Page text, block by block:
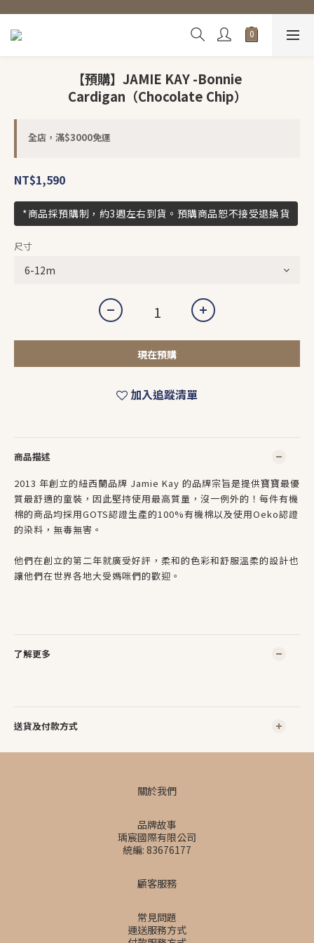
【預購】JAMIE KAY -Bonnie
Cardigan（Chocolate Chip）
全店，滿$3000免運
NT$1,590
*商品採預購制，約3週左右到貨。預購商品恕不接受退換貨
尺寸
現在預購
加入追蹤清單
商品描述
2013 年創立的紐西蘭品牌 Jamie Kay 的品牌宗旨是提供寶寶最優
質最舒適的童裝，因此堅持使用最高質量，沒一例外的！每件有機
棉的商品均採用GOTS認證生產的100%有機棉以及使用Oeko認證
的染料，無毒無害。
他們在創立的第二年就廣受好評，柔和的色彩和舒服溫柔的設計也
讓他們在世界各地大受媽咪們的歡迎。
了解更多
送貨及付款方式
關於我們
品牌故事
瑀宸國際有限公司
統編: 83676177
顧客服務
常見問題
運送服務方式